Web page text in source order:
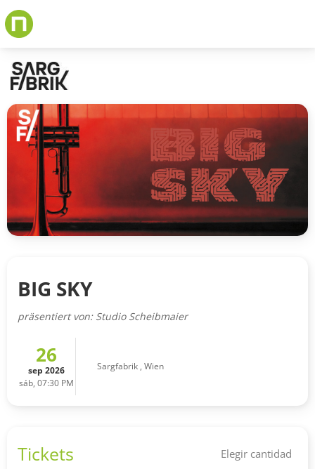
Skip
to
content
BIG SKY
präsentiert von: Studio Scheibmaier
26
sep 2026
sáb, 07:30 PM
Sargfabrik , Wien
Tickets Elegir cantidad